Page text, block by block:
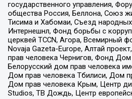
государственного управления,
общества Россия, Беллона, Союз
Тисима и Хабомаи, Съезд
Интернешнл, Фонд борьбы с
церквей TCCN, Агора, Всемирный
Novaja Gazeta-Europe, Алтай
прав человека Чернигов, Фонд
Белорусский дом прав человека
Дом прав человека Тбилиси, Дом
Дом прав человека Крым, Центр
Studios, ТВ Дождь, Центр